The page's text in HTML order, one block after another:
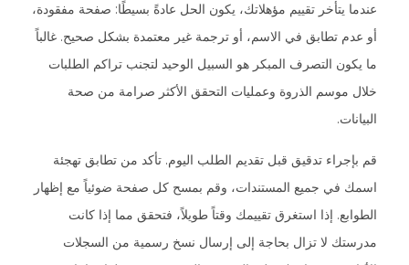
عندما يتأخر تقييم مؤهلاتك، يكون الحل عادةً بسيطًا: صفحة مفقودة،
أو عدم تطابق في الاسم، أو ترجمة غير معتمدة بشكل صحيح. غالباً
ما يكون التصرف المبكر هو السبيل الوحيد لتجنب تراكم الطلبات
خلال موسم الذروة وعمليات التحقق الأكثر صرامة من صحة
البيانات.
قم بإجراء تدقيق قبل تقديم الطلب اليوم. تأكد من تطابق تهجئة
اسمك في جميع المستندات، وقم بمسح كل صفحة ضوئياً مع إظهار
الطوابع. إذا استغرق تقييمك وقتاً طويلاً، فتحقق مما إذا كانت
مدرستك لا تزال بحاجة إلى إرسال نسخ رسمية من السجلات